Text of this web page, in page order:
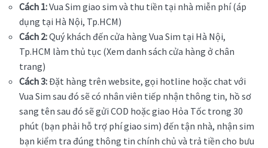
Cách 1:Vua Sim giao sim và thu tiền tại nhà miễn phí (áp
dụng tại Hà Nội, Tp.HCM)
Cách 2:Quý khách đến cửa hàng Vua Sim tại Hà Nội,
Tp.HCM làm thủ tục (Xem danh sách cửa hàng ở chân
trang)
Cách 3:Đặt hàng trên website, gọi hotline hoặc chat với
Vua Sim sau đó sẽ có nhân viên tiếp nhận thông tin, hồ sơ
sang tên sau đó sẽ gửi COD hoặc giao Hỏa Tốc trong 30
phút (bạn phải hỗ trợ phí giao sim) đến tận nhà, nhận sim
bạn kiểm tra đúng thông tin chính chủ và trả tiền cho bưu